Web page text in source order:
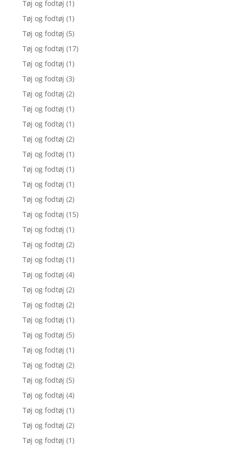
Tøj og fodtøj (1)
Tøj og fodtøj (1)
Tøj og fodtøj (5)
Tøj og fodtøj (17)
Tøj og fodtøj (1)
Tøj og fodtøj (3)
Tøj og fodtøj (2)
Tøj og fodtøj (1)
Tøj og fodtøj (1)
Tøj og fodtøj (2)
Tøj og fodtøj (1)
Tøj og fodtøj (1)
Tøj og fodtøj (1)
Tøj og fodtøj (2)
Tøj og fodtøj (15)
Tøj og fodtøj (1)
Tøj og fodtøj (2)
Tøj og fodtøj (1)
Tøj og fodtøj (4)
Tøj og fodtøj (2)
Tøj og fodtøj (2)
Tøj og fodtøj (1)
Tøj og fodtøj (5)
Tøj og fodtøj (1)
Tøj og fodtøj (2)
Tøj og fodtøj (5)
Tøj og fodtøj (4)
Tøj og fodtøj (1)
Tøj og fodtøj (2)
Tøj og fodtøj (1)